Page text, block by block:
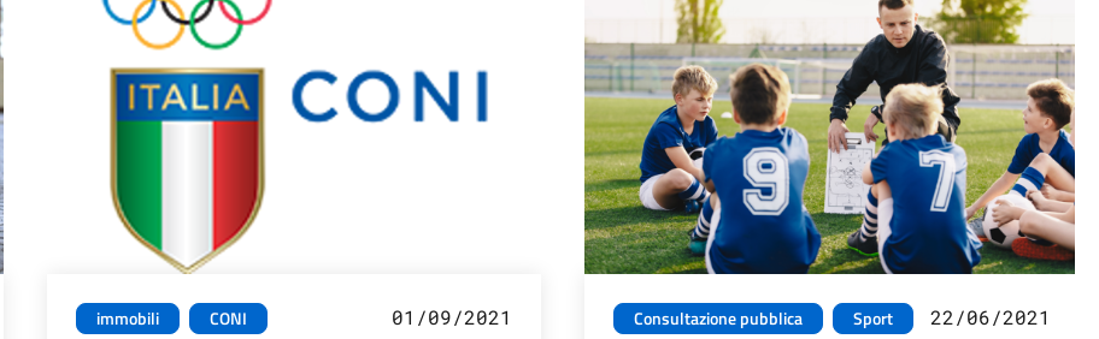
immobili CONI 01/09/2021 Consultazione pubblica Sport 22/06/2021